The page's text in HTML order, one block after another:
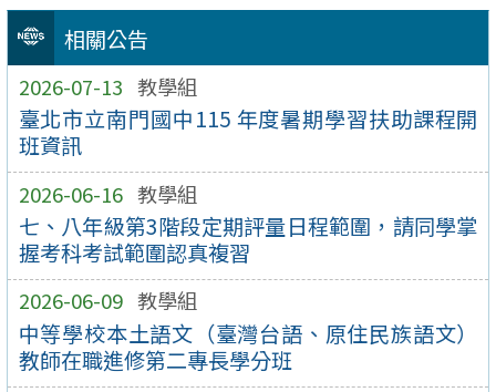
相關公告
2026-07-13 教學組
臺北市立南門國中115 年度暑期學習扶助課程開
班資訊
2026-06-16 教學組
七、八年級第3階段定期評量日程範圍，請同學掌
握考科考試範圍認真複習
2026-06-09 教學組
中等學校本土語文（臺灣台語、原住民族語文）
教師在職進修第二專長學分班